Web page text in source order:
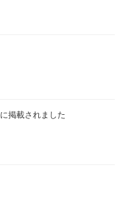
掲載されました